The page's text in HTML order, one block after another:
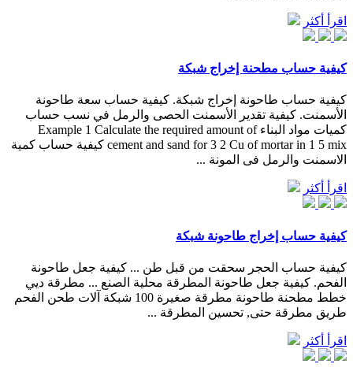
اقرأ أكثر
كيفية حساب مطحنة إخراج شبكة
كيفية حساب طاحونة إخراج شبكة. كيفية حساب سعة طاحونة
الأسمنت. كيفية تقدير الأسمنت الحصى والرمل في نسب حساب
كميات مواد البناء Example 1 Calculate the required amount of
cement and sand for 3 2 Cu of mortar in 1 5 mix كيفية حساب كمية
الاسمنت والرمل فى المونة ...
اقرأ أكثر
كيفية حساب إخراج طاحونة شبكة
كيفية حساب الحجر سحقت من قبل طن ... كيفية جعل طاحونة
الفحم. كيفية جعل طاحونة المطرقة محلية الصنع ... مطرقة ديي
خطط مطحنة طاحونة مطرقة صغيرة 100 شبكة آلات طحن الفحم
طريق مطرقة حتى, تحسين المطرقة ...
اقرأ أكثر